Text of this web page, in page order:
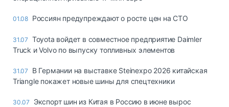
01.08 Россиян предупреждают о росте цен на СТО
31.07 Toyota войдет в совместное предприятие Daimler
Truck и Volvo по выпуску топливных элементов
31.07
В Германии на выставке Steinexpo 2026 китайская
Triangle покажет новые шины для спецтехники
30.07
Экспорт шин из Китая в Россию в июне вырос